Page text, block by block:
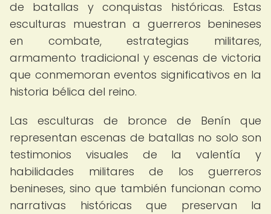
de batallas y conquistas históricas. Estas
esculturas muestran a guerreros benineses
en combate, estrategias militares,
armamento tradicional y escenas de victoria
que conmemoran eventos significativos en la
historia bélica del reino.
Las esculturas de bronce de Benín que
representan escenas de batallas no solo son
testimonios visuales de la valentía y
habilidades militares de los guerreros
benineses, sino que también funcionan como
narrativas históricas que preservan la